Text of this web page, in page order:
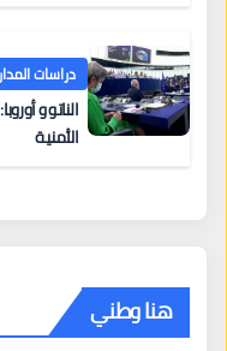
دراسات
الناتو و
الأمنية
هنا وطني